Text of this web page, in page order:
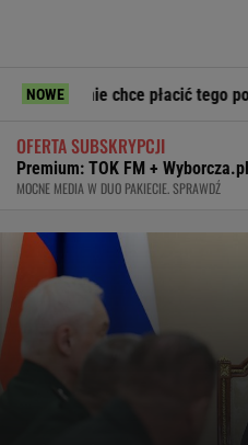
NOWE
płacić tego podatku. "To
OFERTA SUBSKRYPCJI
Premium: TOK FM + Wyborcza.pl
MOCNE MEDIA W DUO PAKIECIE. SPRAWDŹ